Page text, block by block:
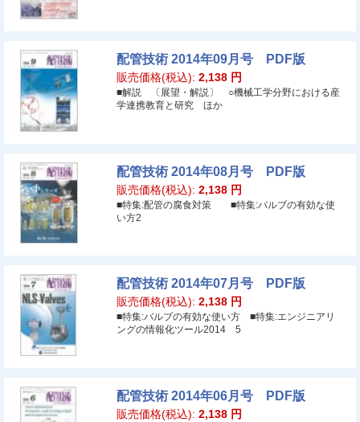
配管技術 2014年09月号 PDF版
販売価格(税込): 2,138 円
■解説 〔展望・解説〕 ○機械工学分野における産
学連携教育と研究 ほか
配管技術 2014年08月号 PDF版
販売価格(税込): 2,138 円
■特集:配管の腐食対策 ■特集:バルブの有効な使
い方2
配管技術 2014年07月号 PDF版
販売価格(税込): 2,138 円
■特集:バルブの有効な使い方 ■特集:エンジニアリ
ングの情報化ツール2014 5
配管技術 2014年06月号 PDF版
販売価格(税込): 2,138 円